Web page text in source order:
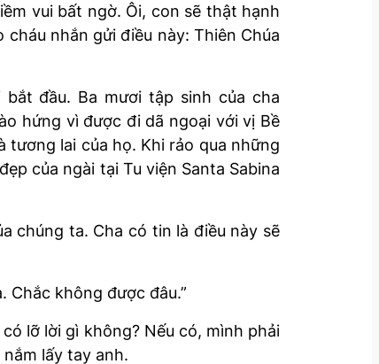
vui bất ngờ. Ôi, con sẽ thật hạnh
nhắn gửi điều này: Thiên Chúa
đầu. Ba mươi tập sinh của cha
hứng vì được đi dã ngoại với vị Bề
lai của họ. Khi rảo qua những
của ngài tại Tu viện Santa Sabina
chúng ta. Cha có tin là điều này sẽ
Chắc không được đâu.”
lỡ lời gì không? Nếu có, mình phải
lấy tay anh.